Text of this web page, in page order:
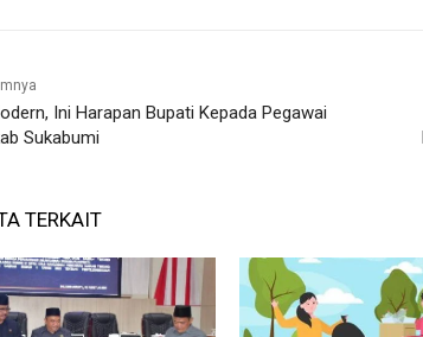
Ini Harapan Bupati Kepada Pegawai
Sukabumi
TERKAIT